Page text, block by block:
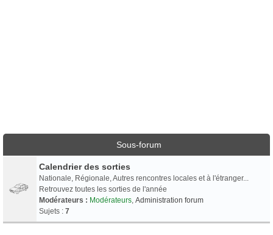
Sous-forum
Calendrier des sorties
Nationale, Régionale, Autres rencontres locales et à l'étranger...
Retrouvez toutes les sorties de l'année
Modérateurs : Modérateurs, Administration forum
Sujets : 7